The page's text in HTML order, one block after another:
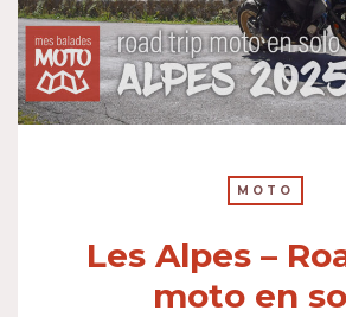
MOTO
Les Alpes –
moto en